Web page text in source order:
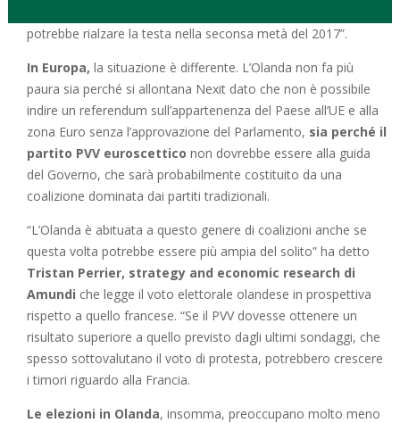
potrebbe rialzare la testa nella seconsa metà del 2017”.
In Europa, la situazione è differente. L’Olanda non fa più
paura sia perché si allontana Nexit dato che non è possibile
indire un referendum sull’appartenenza del Paese all’UE e alla
zona Euro senza l’approvazione del Parlamento, sia perché il
partito PVV euroscettico non dovrebbe essere alla guida
del Governo, che sarà probabilmente costituito da una
coalizione dominata dai partiti tradizionali.
“L’Olanda è abituata a questo genere di coalizioni anche se
questa volta potrebbe essere più ampia del solito” ha detto
Tristan Perrier, strategy and economic research di
Amundi che legge il voto elettorale olandese in prospettiva
rispetto a quello francese. “Se il PVV dovesse ottenere un
risultato superiore a quello previsto dagli ultimi sondaggi, che
spesso sottovalutano il voto di protesta, potrebbero crescere
i timori riguardo alla Francia.
Le elezioni in Olanda, insomma, preoccupano molto meno